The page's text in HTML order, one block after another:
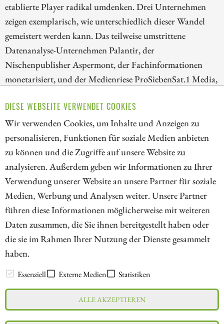
DIESE WEBSEITE VERWENDET COOKIES
Wir verwenden Cookies, um Inhalte und Anzeigen zu
personalisieren, Funktionen für soziale Medien anbieten
zu können und die Zugriffe auf unsere Website zu
analysieren. Außerdem geben wir Informationen zu Ihrer
Verwendung unserer Website an unsere Partner für soziale
Medien, Werbung und Analysen weiter. Unsere Partner
führen diese Informationen möglicherweise mit weiteren
Daten zusammen, die Sie ihnen bereitgestellt haben oder
die sie im Rahmen Ihrer Nutzung der Dienste gesammelt
haben.
Essenziell Externe Medien Statistiken
ALLE AKZEPTIEREN
etablierte Player radikal umdenken. Drei Unternehmen
zeigen exemplarisch, wie unterschiedlich dieser Wandel
gemeistert werden kann. Das teilweise umstrittene
Datenanalyse-Unternehmen Palantir, der
Nischenpublisher Aspermont, der Fachinformationen
monetarisiert, und der Medienriese ProSiebenSat.1 Media,
verknüpfen will. Ihre Strategien verraten, wo die größten
Chancen liegen.
ZUM KOMMENTAR
// kapitalerhoehungen.de - © 2026 - Die Informationsplattform für
Investoren und Unternehmen rund um Kapitalerhöhung, Kapitalmarkt
und Unternehmensfinanzierung
LEXIKON
Impressum
Datenschutz